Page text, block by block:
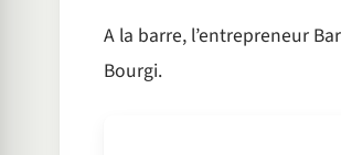
A la barre, l’entrepreneur
Bourgi.